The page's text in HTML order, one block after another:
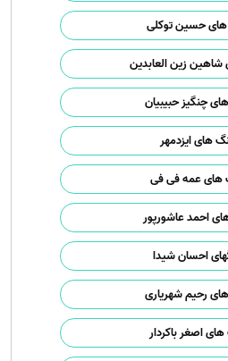
حسین توکلی
زین العابدین
چنگیز حبیبیان
های ایزدمهر
های عمه فی فی
احمد عاشورپور
احسان شیدا
رحیم شهریاری
اصغر باکردار